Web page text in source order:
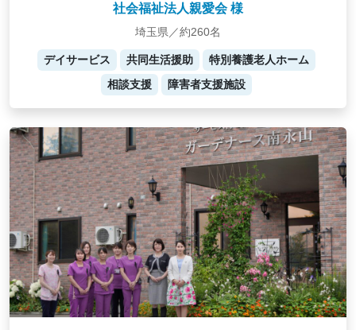
社会福祉法人親愛会 様
埼玉県／約260名
デイサービス 共同生活援助
特別養護老人ホーム
相談支援
障害者支援施設